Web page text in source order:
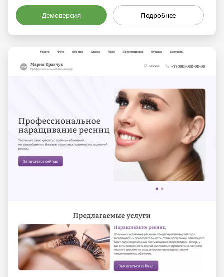
Демоверсия Подробнее